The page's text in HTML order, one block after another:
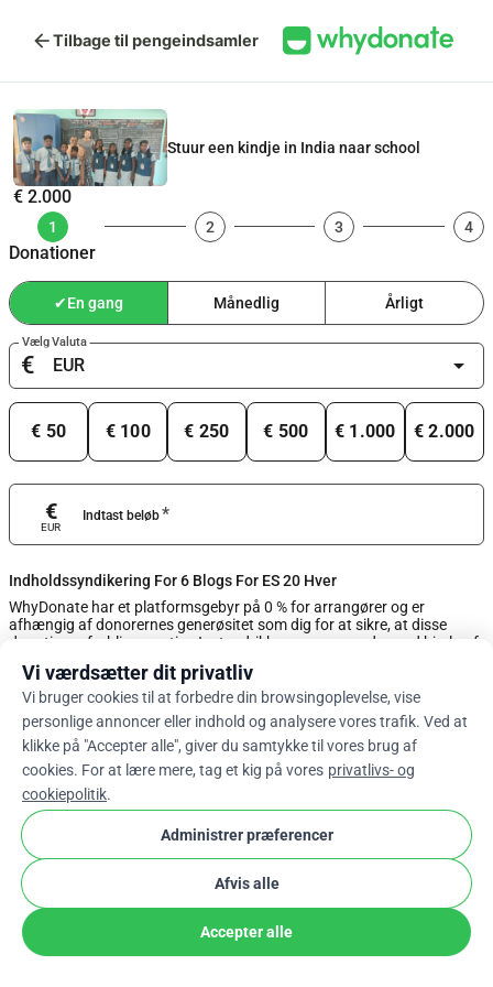
arrow_backTilbage til pengeindsamler
Stuur een kindje in India naar school
€ 2.000
1
Donationer
2 3 4
✔En gang Månedlig Årligt
Vælg Valuta
€ arrow_drop_down
€ 50 € 100 € 250 € 500 € 1.000 € 2.000
Indtast beløb*
€
EUR
Indholdssyndikering For 6 Blogs For ES 20 Hver
WhyDonate har et platformsgebyr på 0 % for arrangører og er
afhængig af donorernes generøsitet som dig for at sikre, at disse
donationer forbliver gratis. Juster drikkepengemængden ved hjælp af
0%
Indtast Brugerdefineret Tip
Næste
Daarrow_drop_down cookie
Vi værdsætter dit privatliv
Vi bruger cookies til at forbedre din browsingoplevelse, vise
personlige annoncer eller indhold og analysere vores trafik. Ved at
klikke på "Accepter alle", giver du samtykke til vores brug af
cookies. For at lære mere, tag et kig på vores privatlivs- og
cookiepolitik.
Administrer præferencer
Afvis alle
Accepter alle